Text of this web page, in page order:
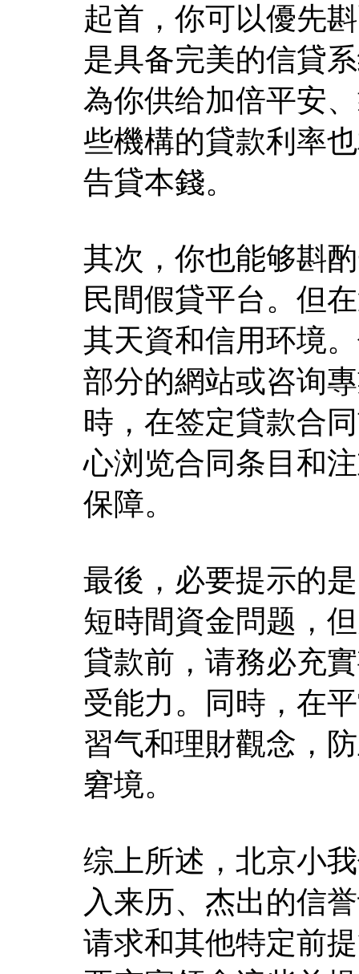
起首，你可以優先
是具备完美的信貸
為你供给加倍平安
些機構的貸款利率
告貸本錢。
其次，你也能够斟
民間假貸平台。但
其天資和信用环境
部分的網站或咨询
時，在签定貸款合
心浏览合同条目和
保障。
最後，必要提示的
短時間資金問题，
貸款前，请務必充
受能力。同時，在
習气和理財觀念，
窘境。
综上所述，北京小
入来历、杰出的信
请求和其他特定前